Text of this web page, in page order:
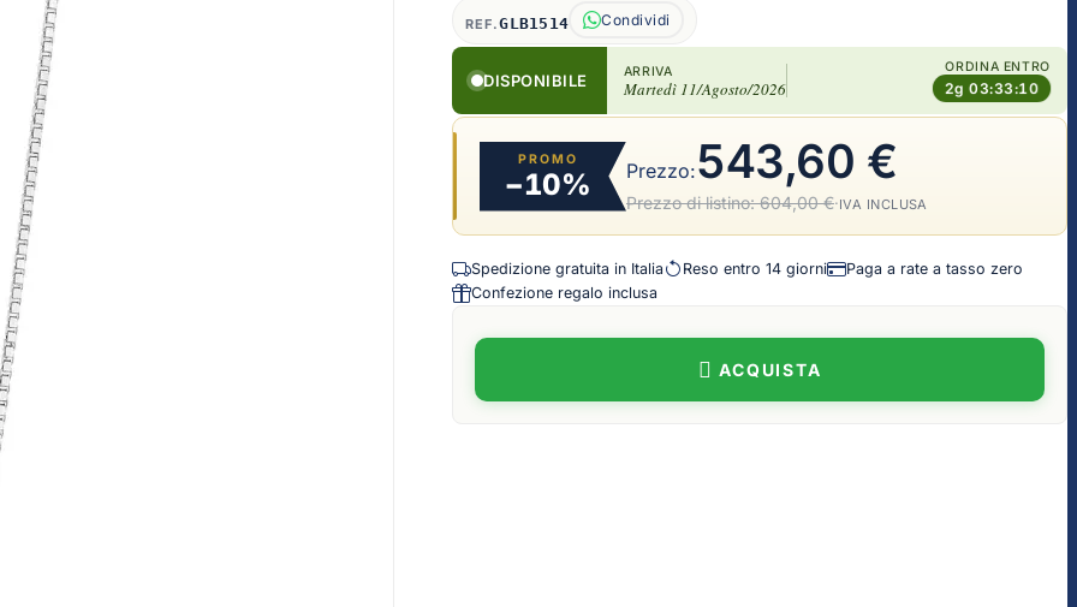
REF.GLB1514 Condividi
DISPONIBILE ARRIVA
Martedì 11/Agosto/2026
ORDINA ENTRO
2g 03:33:09
PROMO
−10% Prezzo:543,60 €
Prezzo di listino:604,00 €·IVA INCLUSA
Spedizione gratuita in Italia Reso entro 14 giorni
Paga a rate a tasso zero
Confezione regalo inclusa
ACQUISTA